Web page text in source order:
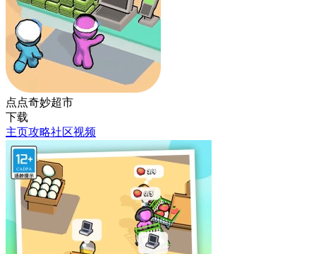
点点奇妙超市
下载
主页攻略社区视频